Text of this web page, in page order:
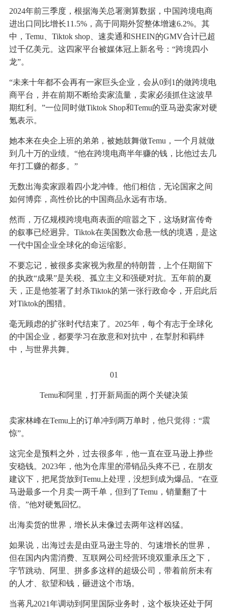
2024年前三季度，根据海关总署测算数据，中国跨境电商
进出口同比增长11.5%，高于同期外贸整体增速6.2%。其
中，Temu、Tiktok shop、速卖通和SHEIN的GMV合计已超
过千亿美元。这四家平台被媒体冠上新名号：“跨境四小
龙”。
“未来十年都不会再有一家巨头企业，会从0到1的做跨境电
商平台，并在前期不断给卖家流量，卖家必须抓住这波早
期红利。”一位同时做Tiktok Shop和Temu的亚马逊卖家对硬
氪表示。
她本来在央企上班的弟弟，被她鼓舞做Temu，一个月就做
到几十万的业绩。“他在跨境电商半年赚的钱，比他过去几
年打工赚的都多。”
无数出海卖家跟着四小龙冲锋。他们相信，无论国家之间
如何博弈，高性价比的中国商品永远有市场。
然而，万亿规模跨境电商表面的喧嚣之下，这场财富传奇
的叙事已经迥异。Tiktok在美国数次命悬一线的境遇，是这
一代中国企业全球化的命运缩影。
不要忘记，被很多卖家视为救星的特朗普，上个任期留下
的执政“成果”是关税、孤立主义和强硬对抗。五年前的夏
天，正是他签署了封杀Tiktok的第一张行政命令，开启此后
对Tiktok的围猎。
毫无顾虑的扩张时代结束了。2025年，每个有志于全球化
的中国企业，都要学习在敌意和对抗中，在掣肘和羁绊
中，与世界共舞。
01
Temu和阿里，打开新局面的两个关键决策
卖家林峰在Temu上的订单冲到两万单时，他只觉得：“震
惊”。
这完全是预料之外，过去很多年，他一直在亚马逊上挣些
安稳钱。2023年，他为仓库里的滞销品头疼不已，在朋友
建议下，把尾货放到Temu上处理，没想到成为爆品。“在亚
马逊最多一个月卖一两千单，但到了Temu，销量翻了十
倍。”他对硬氪回忆。
出海卖货的世界，增长从未像过去两年这样凶猛。
如果说，出海过去是由亚马逊主导的、匀速增长的世界，
但在国内内需消费、互联网公司经营环境双重承压之下，
字节跳动、阿里、拼多多这样的超级公司，带着前所未有
的人才、欲望和钱，砸进这个市场。
当蒋凡2021年调动到阿里国际业务时，这个板块还处于阿